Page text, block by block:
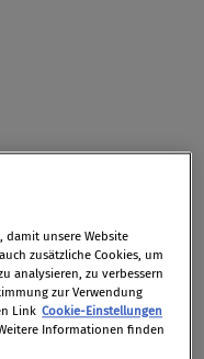
da es Windows-
hauseigenen
hätte.
damit unsere Website
zusätzliche Cookies, um
analysieren, zu verbessern
zur Verwendung
Link Cookie-Einstellungen
Informationen finden